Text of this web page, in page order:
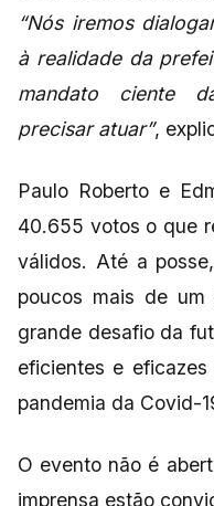
“Nós iremos
à realidade da
mandato ciente
precisar atuar”,
Paulo Roberto e
40.655 votos o que
válidos. Até a
poucos mais de
grande desafio da
eficientes e
pandemia da Covid-
O evento não é
imprensa estão